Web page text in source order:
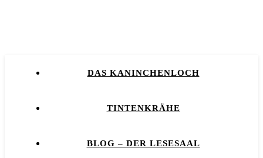
DAS KANINCHENLOCH
TINTENKRÄHE
BLOG – DER LESESAAL